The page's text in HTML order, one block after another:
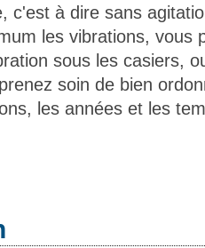
c'est à dire sans
les vibrations, vous
sous les casiers,
soin de bien
les années et les